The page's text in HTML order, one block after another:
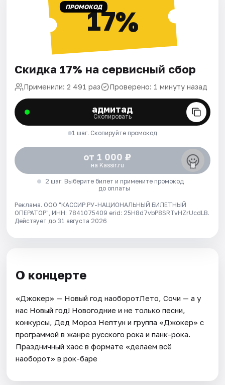
ПРОМОКОД17%
Скидка 17% на сервисный сбор
Применили: 2 491 раз Проверено: 1 минуту назад
адмитад
Скопировать
1 шаг. Скопируйте промокод
от 1 000 ₽
на Kassir.ru
2 шаг. Выберите билет и примените промокод
до оплаты
Реклама. ООО "КАССИР.РУ-НАЦИОНАЛЬНЫЙ БИЛЕТНЫЙ
ОПЕРАТОР", ИНН: 7841075409 erid: 25H8d7vbP8SRTvHZrUcdLB.
Действует до 31 августа 2026
О концерте
«Джокер» — Новый год наоборотЛето, Сочи — а у
нас Новый год! Новогодние и не только песни,
конкурсы, Дед Мороз Нептун и группа «Джокер» с
программой в жанре русского рока и панк-рока.
Праздничный хаос в формате «делаем всё
наоборот» в рок-баре